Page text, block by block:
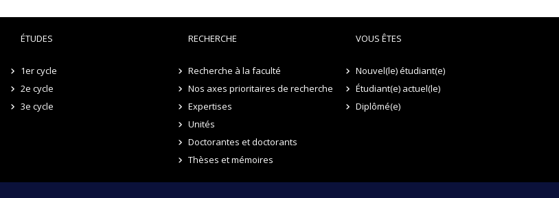
ÉTUDES
1er cycle
2e cycle
3e cycle
RECHERCHE
Recherche à la faculté
Nos axes prioritaires de recherche
Expertises
Unités
Doctorantes et doctorants
Thèses et mémoires
VOUS ÊTES
Nouvel(le) étudiant(e)
Étudiant(e) actuel(le)
Diplômé(e)